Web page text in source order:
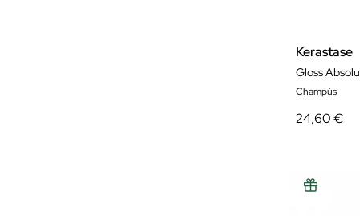
Kerastase
Gloss
Champús
24,60 €